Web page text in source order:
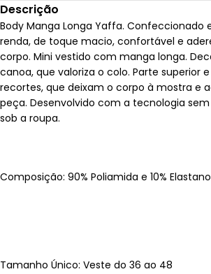
Descrição
Body Manga Longa Yaffa. Confeccionado
renda, de toque macio, confortável e
corpo. Mini vestido com manga longa.
canoa, que valoriza o colo. Parte superior
recortes, que deixam o corpo à mostra e
peça. Desenvolvido com a tecnologia
sob a roupa.
Composição: 90% Poliamida e 10%
Tamanho Único: Veste do 36 ao 48